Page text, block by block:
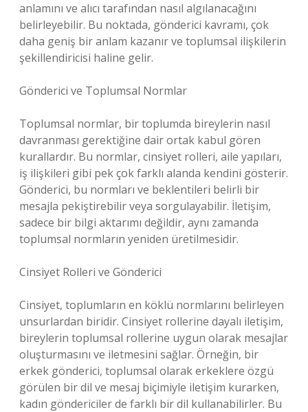
anlamını ve alıcı tarafından nasıl algılanacağını
belirleyebilir. Bu noktada, gönderici kavramı, çok
daha geniş bir anlam kazanır ve toplumsal ilişkilerin
şekillendiricisi haline gelir.
Gönderici ve Toplumsal Normlar
Toplumsal normlar, bir toplumda bireylerin nasıl
davranması gerektiğine dair ortak kabul gören
kurallardır. Bu normlar, cinsiyet rolleri, aile yapıları,
iş ilişkileri gibi pek çok farklı alanda kendini gösterir.
Gönderici, bu normları ve beklentileri belirli bir
mesajla pekiştirebilir veya sorgulayabilir. İletişim,
sadece bir bilgi aktarımı değildir, aynı zamanda
toplumsal normların yeniden üretilmesidir.
Cinsiyet Rolleri ve Gönderici
Cinsiyet, toplumların en köklü normlarını belirleyen
unsurlardan biridir. Cinsiyet rollerine dayalı iletişim,
bireylerin toplumsal rollerine uygun olarak mesajlar
oluşturmasını ve iletmesini sağlar. Örneğin, bir
erkek gönderici, toplumsal olarak erkeklere özgü
görülen bir dil ve mesaj biçimiyle iletişim kurarken,
kadın göndericiler de farklı bir dil kullanabilirler. Bu